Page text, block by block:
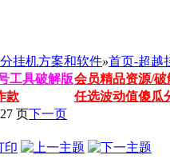
挂机方案和软件»首页-超越
工具破解版会员精品资源/
款
任选波动值傻瓜
页下一页